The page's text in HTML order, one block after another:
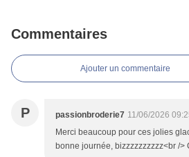
Commentaires
Ajouter un commentaire
P passionbroderie7 11/06/2026
Merci beaucoup pour ces jolies
bonne journée, bizzzzzzzzzz<br />